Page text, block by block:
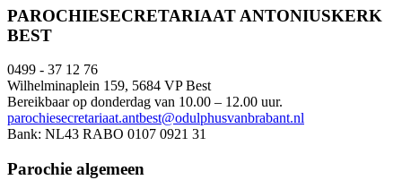
PAROCHIESECRETARIAAT ANTONIUSKERK
BEST
0499 - 37 12 76
Wilhelminaplein 159, 5684 VP Best
Bereikbaar op donderdag van 10.00 – 12.00 uur.
parochiesecretariaat.antbest@odulphusvanbrabant.nl
Bank: NL43 RABO 0107 0921 31
Parochie algemeen